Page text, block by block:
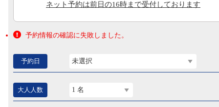
ネット予約は前日の16時まで受付しております
予約情報の確認に失敗しました。
予約日 未選択
大人人数 1 名